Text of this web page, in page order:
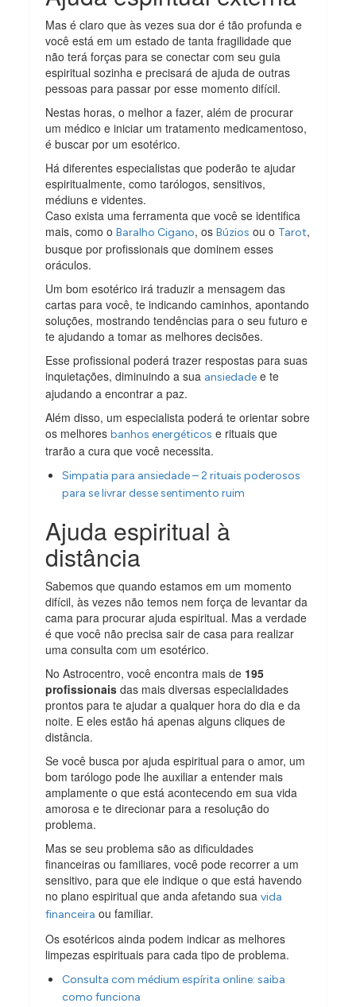
Mas é claro que às vezes sua dor é tão profunda e
você está em um estado de tanta fragilidade que
não terá forças para se conectar com seu guia
espiritual sozinha e precisará de ajuda de outras
pessoas para passar por esse momento difícil.
Nestas horas, o melhor a fazer, além de procurar
um médico e iniciar um tratamento medicamentoso,
é buscar por um esotérico.
Há diferentes especialistas que poderão te ajudar
espiritualmente, como tarólogos, sensitivos,
médiuns e videntes.
Caso exista uma ferramenta que você se identifica
mais, como oBaralho Cigano, osBúzios ou o Tarot,
busque por profissionais que dominem esses
oráculos.
Um bom esotérico irá traduzir a mensagem das
cartas para você, te indicando caminhos, apontando
soluções, mostrando tendências para o seu futuro e
te ajudando a tomar as melhores decisões.
Esse profissional poderá trazer respostas para suas
inquietações, diminuindo a sua ansiedade e te
ajudando a encontrar a paz.
Além disso, um especialista poderá te orientar sobre
os melhoresbanhos energéticos e rituais que
trarão a cura que você necessita.
Simpatia para ansiedade – 2 rituais poderosos
para se livrar desse sentimento ruim
Ajuda espiritual à
distância
Sabemos que quando estamos em um momento
difícil, às vezes não temos nem força de levantar da
cama para procurar ajuda espiritual. Mas a verdade
é que você não precisa sair de casa para realizar
uma consulta com um esotérico.
No Astrocentro, você encontra mais de 195
profissionais das mais diversas especialidades
prontos para te ajudar a qualquer hora do dia e da
noite. E eles estão há apenas alguns cliques de
distância.
Se você busca por ajuda espiritual para o amor, um
bom tarólogo pode lhe auxiliar a entender mais
amplamente o que está acontecendo em sua vida
amorosa e te direcionar para a resolução do
problema.
Mas se seu problema são as dificuldades
financeiras ou familiares, você pode recorrer a um
sensitivo, para que ele indique o que está havendo
no plano espiritual que anda afetando suavida
financeira ou familiar.
Os esotéricos ainda podem indicar as melhores
limpezas espirituais para cada tipo de problema.
Consulta com médium espírita online: saiba
como funciona